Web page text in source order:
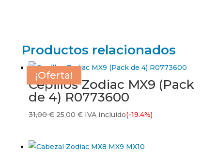
Productos relacionados
¡Oferta!
Cepillos Zodiac MX9 (Pack
de 4) R0773600
31,00€ El
25,00 €ElIVA incluido(-19.4%)
¡Oferta!
¡Oferta!
¡Oferta!